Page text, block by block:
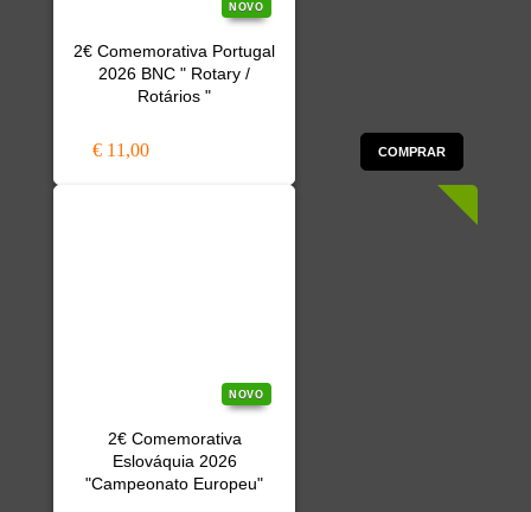
NOVO
2€ Comemorativa Portugal
2026 BNC " Rotary /
Rotários "
€ 11,00 COMPRAR
NOVO
2€ Comemorativa
Eslováquia 2026
"Campeonato Europeu"